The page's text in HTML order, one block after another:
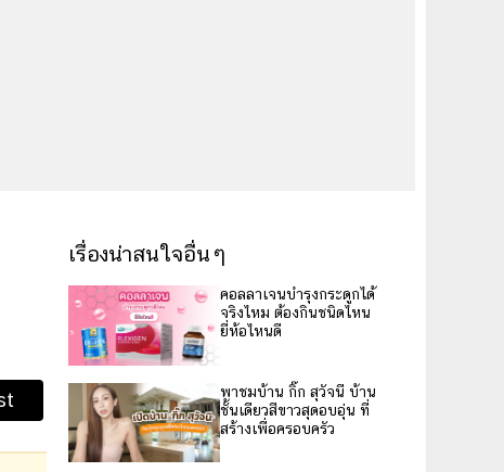
เรื่องน่าสนใจอื่นๆ
คอลลาเจนบำรุงกระดูกได้
จริงไหม ต้องกินชนิดไหน
ยี่ห้อไหนดี
พาชมบ้าน กิ๊ก สุวัจนี บ้าน
ชั้นเดียวสีขาวสุดอบอุ่น ที่
สร้างเพื่อครอบครัว